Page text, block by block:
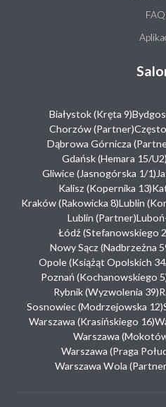
Białystok (Kręta 9)
Chorzów (Partner)
Dąbrowa Górnicza
Gdańsk (Hemara 15/U2)
Gliwice (Jasnogórska 1/1)
Kalisz (Kopernika 13)
Kraków (Rakowicka 8)Lublin
Lublin (Partner)
Łódź (Stefanowskiego
Nowy Sącz (Nadbrzeżna
Opole (Książąt Opolskich
Poznań (Kochanowskiego
Rybnik (Wyzwolenia 39)
Sosnowiec (Modrzejowska 12)
Warszawa (Krasińskiego 16)
Warszawa
Warszawa (Praga
Warszawa Wola